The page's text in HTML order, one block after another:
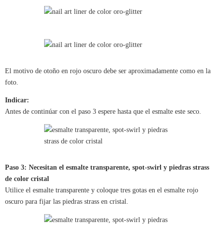
El motivo de otoño en rojo oscuro debe ser aproximadamente como en la
foto.
Indicar:
Antes de continúar con el paso 3 espere hasta que el esmalte este seco.
Paso 3: Necesitan el esmalte transparente, spot-swirl y piedras strass
de color cristal
Utilice el esmalte transparente y coloque tres gotas en el esmalte rojo
oscuro para fijar las piedras strass en cristal.